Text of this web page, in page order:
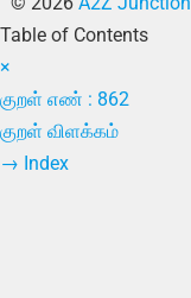
Table of Contents
×
குறள் எண் : 862
குறள் விளக்கம்
→ Index